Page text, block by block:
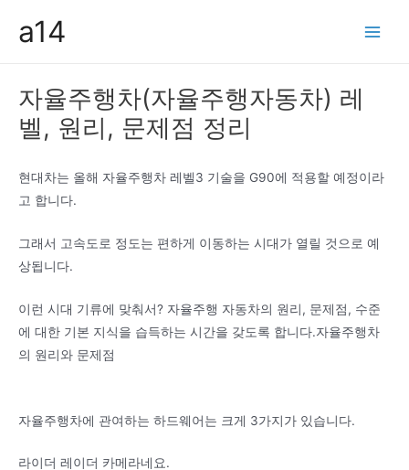
a14
자율주행차(자율주행자동차) 레
벨, 원리, 문제점 정리
현대차는 올해 자율주행차 레벨3 기술을 G90에 적용할 예정이라
고 합니다.
그래서 고속도로 정도는 편하게 이동하는 시대가 열릴 것으로 예
상됩니다.
이런 시대 기류에 맞춰서? 자율주행 자동차의 원리, 문제점, 수준
에 대한 기본 지식을 습득하는 시간을 갖도록 합니다.자율주행차
의 원리와 문제점
자율주행차에 관여하는 하드웨어는 크게 3가지가 있습니다.
라이더 레이더 카메라네요.